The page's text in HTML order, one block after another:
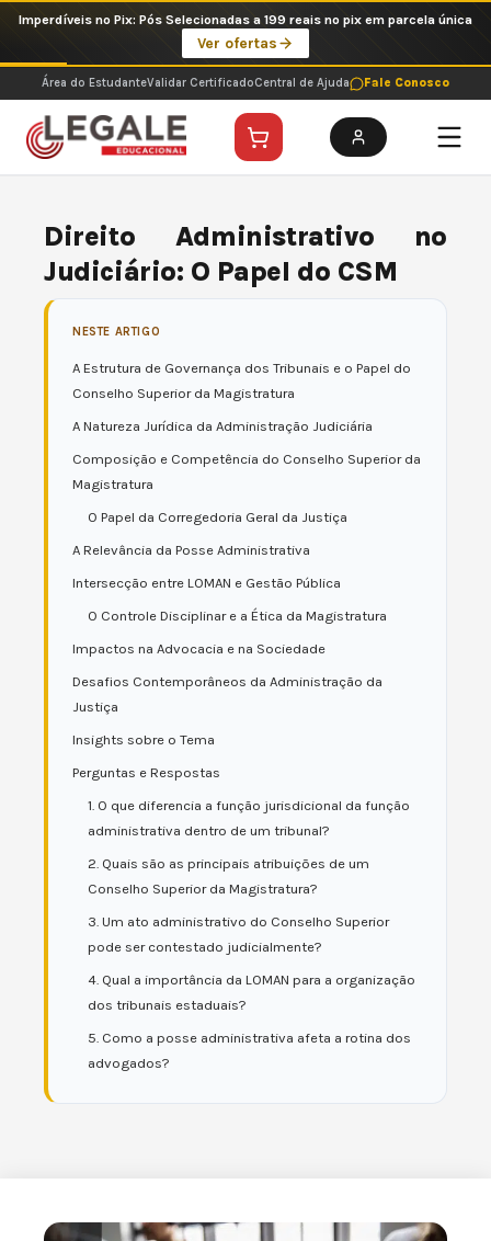
o
conteúdo
Imperdíveis no Pix: Pós Selecionadas a 199 reais no pix em parcela única
Ver ofertas
Área do EstudanteValidar CertificadoCentral de Ajuda Fale Conosco
Direito Administrativo no
Judiciário: O Papel do CSM
NESTE ARTIGO
A Estrutura de Governança dos Tribunais e o Papel do
Conselho Superior da Magistratura
A Natureza Jurídica da Administração Judiciária
Composição e Competência do Conselho Superior da
Magistratura
O Papel da Corregedoria Geral da Justiça
A Relevância da Posse Administrativa
Intersecção entre LOMAN e Gestão Pública
O Controle Disciplinar e a Ética da Magistratura
Impactos na Advocacia e na Sociedade
Desafios Contemporâneos da Administração da
Justiça
Insights sobre o Tema
Perguntas e Respostas
1. O que diferencia a função jurisdicional da função
administrativa dentro de um tribunal?
2. Quais são as principais atribuições de um
Conselho Superior da Magistratura?
3. Um ato administrativo do Conselho Superior
pode ser contestado judicialmente?
4. Qual a importância da LOMAN para a organização
dos tribunais estaduais?
5. Como a posse administrativa afeta a rotina dos
advogados?